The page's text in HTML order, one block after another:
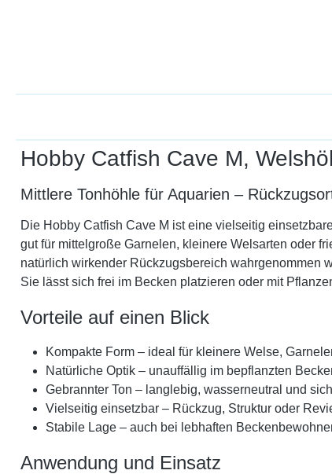
Hobby Catfish Cave M,
Mittlere Tonhöhle für Aquarien –
Die Hobby Catfish Cave M ist eine vielseitig
gut für mittelgroße Garnelen, kleinere Welsarten oder
natürlich wirkender Rückzugsbereich wahrgenommen
Sie lässt sich frei im Becken platzieren oder mit
Vorteile auf einen Blick
Kompakte Form – ideal für kleinere Welse,
Natürliche Optik – unauffällig im bepflanzten
Gebrannter Ton – langlebig, wasserneutral und
Vielseitig einsetzbar – Rückzug, Struktur oder
Stabile Lage – auch bei lebhaften
Anwendung und Einsatz